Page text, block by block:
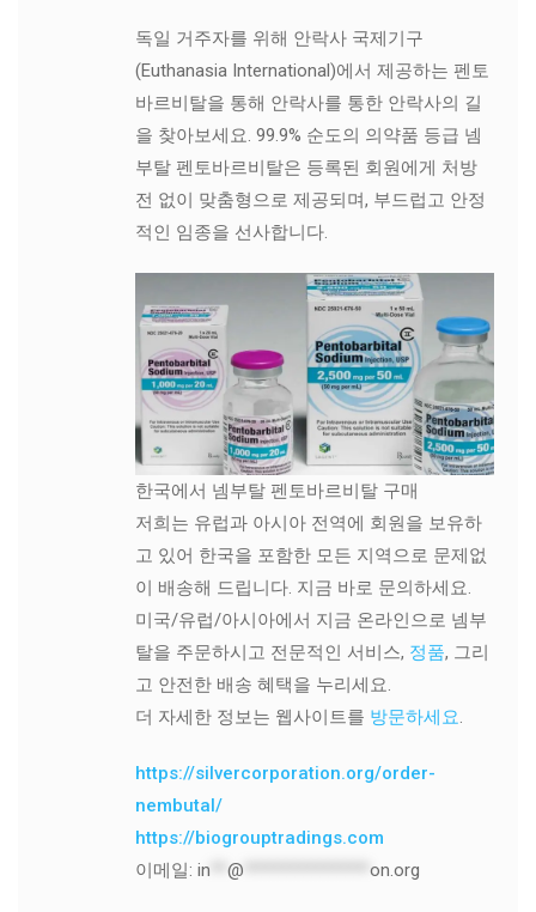
독일 거주자를 위해 안락사 국제기구
(Euthanasia International)에서 제공하는 펜토
바르비탈을 통해 안락사를 통한 안락사의 길
을 찾아보세요. 99.9% 순도의 의약품 등급 넴
부탈 펜토바르비탈은 등록된 회원에게 처방
전 없이 맞춤형으로 제공되며, 부드럽고 안정
적인 임종을 선사합니다.
한국에서 넴부탈 펜토바르비탈 구매
저희는 유럽과 아시아 전역에 회원을 보유하
고 있어 한국을 포함한 모든 지역으로 문제없
이 배송해 드립니다. 지금 바로 문의하세요.
미국/유럽/아시아에서 지금 온라인으로 넴부
탈을 주문하시고 전문적인 서비스, 정품, 그리
고 안전한 배송 혜택을 누리세요.
더 자세한 정보는 웹사이트를 방문하세요.
https://silvercorporation.org/order-
nembutal/
https://biogrouptradings.com
이메일: in @ on.org